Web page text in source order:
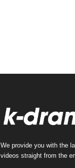
We provide you with the
videos straight from the